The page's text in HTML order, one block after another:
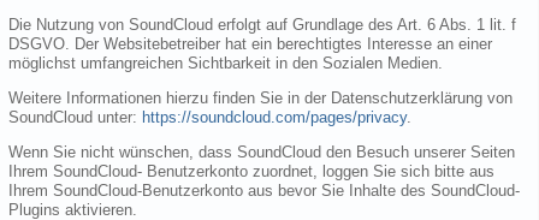
Die Nutzung von SoundCloud erfolgt auf Grundlage des Art. 6 Abs. 1 lit. f
DSGVO. Der Websitebetreiber hat ein berechtigtes Interesse an einer
möglichst umfangreichen Sichtbarkeit in den Sozialen Medien.
Weitere Informationen hierzu finden Sie in der Datenschutzerklärung von
SoundCloud unter: https://soundcloud.com/pages/privacy.
Wenn Sie nicht wünschen, dass SoundCloud den Besuch unserer Seiten
Ihrem SoundCloud- Benutzerkonto zuordnet, loggen Sie sich bitte aus
Ihrem SoundCloud-Benutzerkonto aus bevor Sie Inhalte des SoundCloud-
Plugins aktivieren.